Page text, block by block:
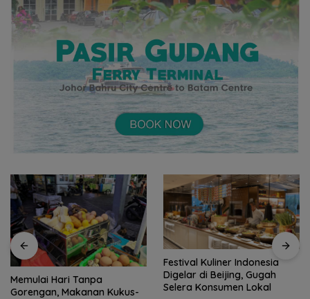
Festival Kuliner Indonesia
Digelar di Beijing, Gugah
Selera Konsumen Lokal
Prodi Manajemen Kuliner
Politeknik Pariwisata Batam